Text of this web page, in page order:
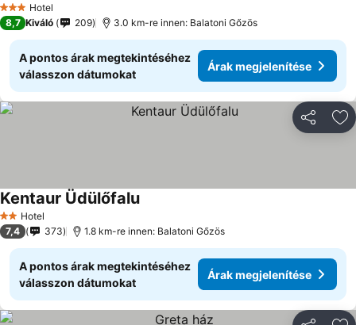
3 Kategória
Hotel
8,7 Kiváló 209 3.0 km-re innen: Balatoni Gőzös
A pontos árak megtekintéséhez
válasszon dátumokat
Árak megjelenítése
2 Kategória
Hotel
Kentaur ÜdülőfaluÁrak megjelenítése
7,4 373 1.8 km-re innen: Balatoni Gőzös
A pontos árak megtekintéséhez
válasszon dátumokat
Árak megjelenítése